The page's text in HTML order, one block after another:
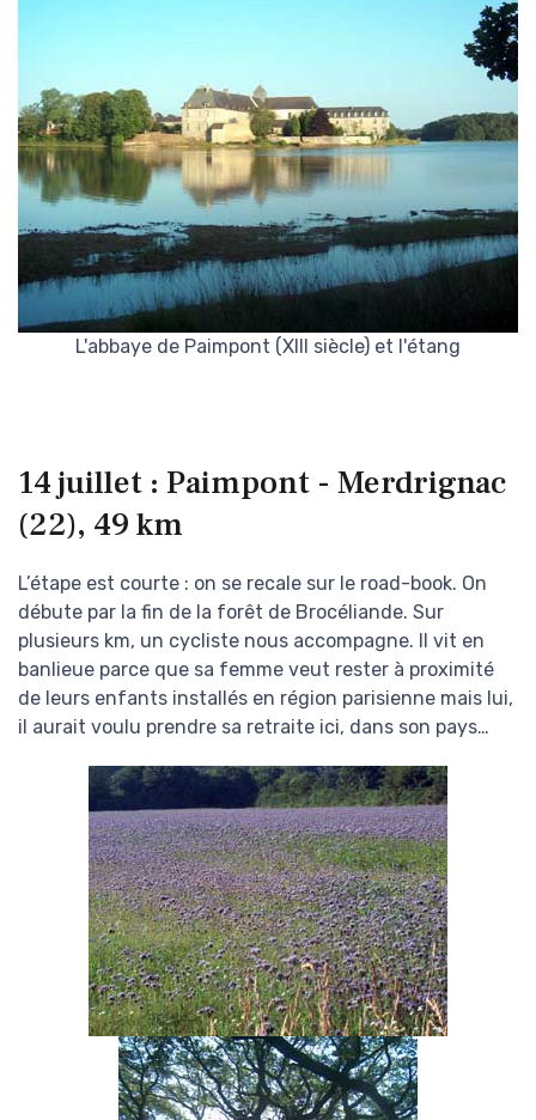
L'abbaye de Paimpont (XIII siècle) et l'étang
14 juillet : Paimpont - Merdrignac
(22), 49 km
L’étape est courte : on se recale sur le road-book. On
débute par la fin de la forêt de Brocéliande. Sur
plusieurs km, un cycliste nous accompagne. Il vit en
banlieue parce que sa femme veut rester à proximité
de leurs enfants installés en région parisienne mais lui,
il aurait voulu prendre sa retraite ici, dans son pays…